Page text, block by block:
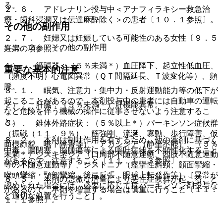
２．６． アドレナリン投与中＜アナフィラキシー救急治
療・歯科浸潤又は伝達麻酔除く＞の患者〔１０．１参照〕。
２．７． 妊婦又は妊娠している可能性のある女性〔９．５
妊婦の項参照〕。
重要な基本的注意
８．１． 眠気、注意力・集中力・反射運動能力等の低下が
起こることがあるので、本剤投与中の患者には自動車の運転
など危険を伴う機械の操作に従事させないよう注意するこ
と。
８．２． 本剤は制吐作用を有するため、他の薬剤に基づく
中毒、腸閉塞、脳腫瘍等による嘔吐症状を不顕性化すること
があるので、注意すること〔１１．１．３参照〕。
８．３． 本剤の急激な増量により悪性症候群が起こること
があるので、本剤を増量する場合は慎重に行うこと〔１１．
１．１参照〕。
る。
その他の副作用
１１．２． その他の副作用
１）． 循環器：（５％未満＊）血圧降下、起立性低血圧、
（頻度不明）心電図異常（ＱＴ間隔延長、Ｔ波変化等）、頻
脈。
２）． 肝臓：（５％未満＊）肝機能異常。
３）． 錐体外路症状：（５％以上＊）パーキンソン症候群
（振戦（１１．９％）、筋強剛、流涎、寡動、歩行障害、仮
面様顔貌、嚥下障害等）、アカシジア（静坐不能）、（５％
未満＊）ジスキネジア（口周部不随意運動、四肢不随意運動
等の不随意運動等）、ジストニア（痙攣性斜頸、顔面攣縮・
喉頭攣縮・頸部攣縮、後弓反張、眼球上転発作等）［異常が
認められた場合には、必要に応じて抗パーキンソン剤投与な
ど適切な処置を行うこと］。